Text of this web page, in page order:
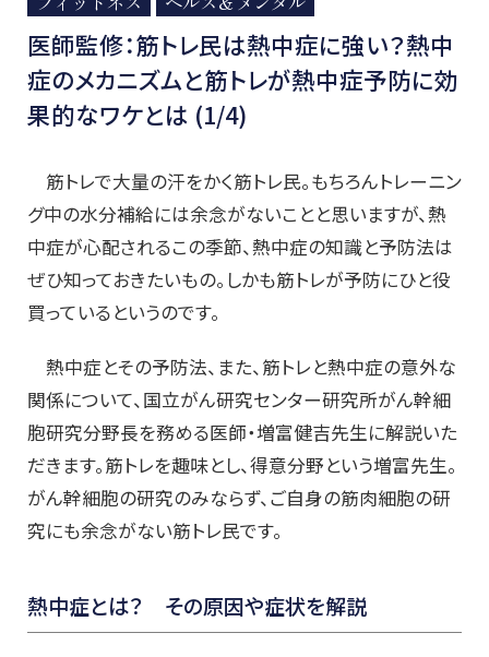
医師監修：筋トレ民は熱中症に強い？熱中
症のメカニズムと筋トレが熱中症予防に効
果的なワケとは (1/4)
筋トレで大量の汗をかく筋トレ民。もちろんトレーニン
グ中の水分補給には余念がないことと思いますが、熱
中症が心配されるこの季節、熱中症の知識と予防法は
ぜひ知っておきたいもの。しかも筋トレが予防にひと役
買っているというのです。
熱中症とその予防法、また、筋トレと熱中症の意外な
関係について、国立がん研究センター研究所がん幹細
胞研究分野長を務める医師・増富健吉先生に解説いた
だきます。筋トレを趣味とし、得意分野という増富先生。
がん幹細胞の研究のみならず、ご自身の筋肉細胞の研
究にも余念がない筋トレ民です。
熱中症とは？ その原因や症状を解説